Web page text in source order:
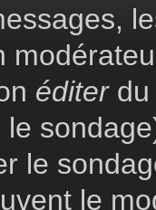
éditerdu
le
le